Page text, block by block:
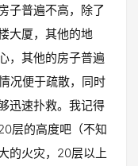
子普遍不高，除了
大厦，其他的地
，其他的房子普遍
况便于疏散，同时
迅速扑救。我记得
层的高度吧（不知
的火灾，20层以上